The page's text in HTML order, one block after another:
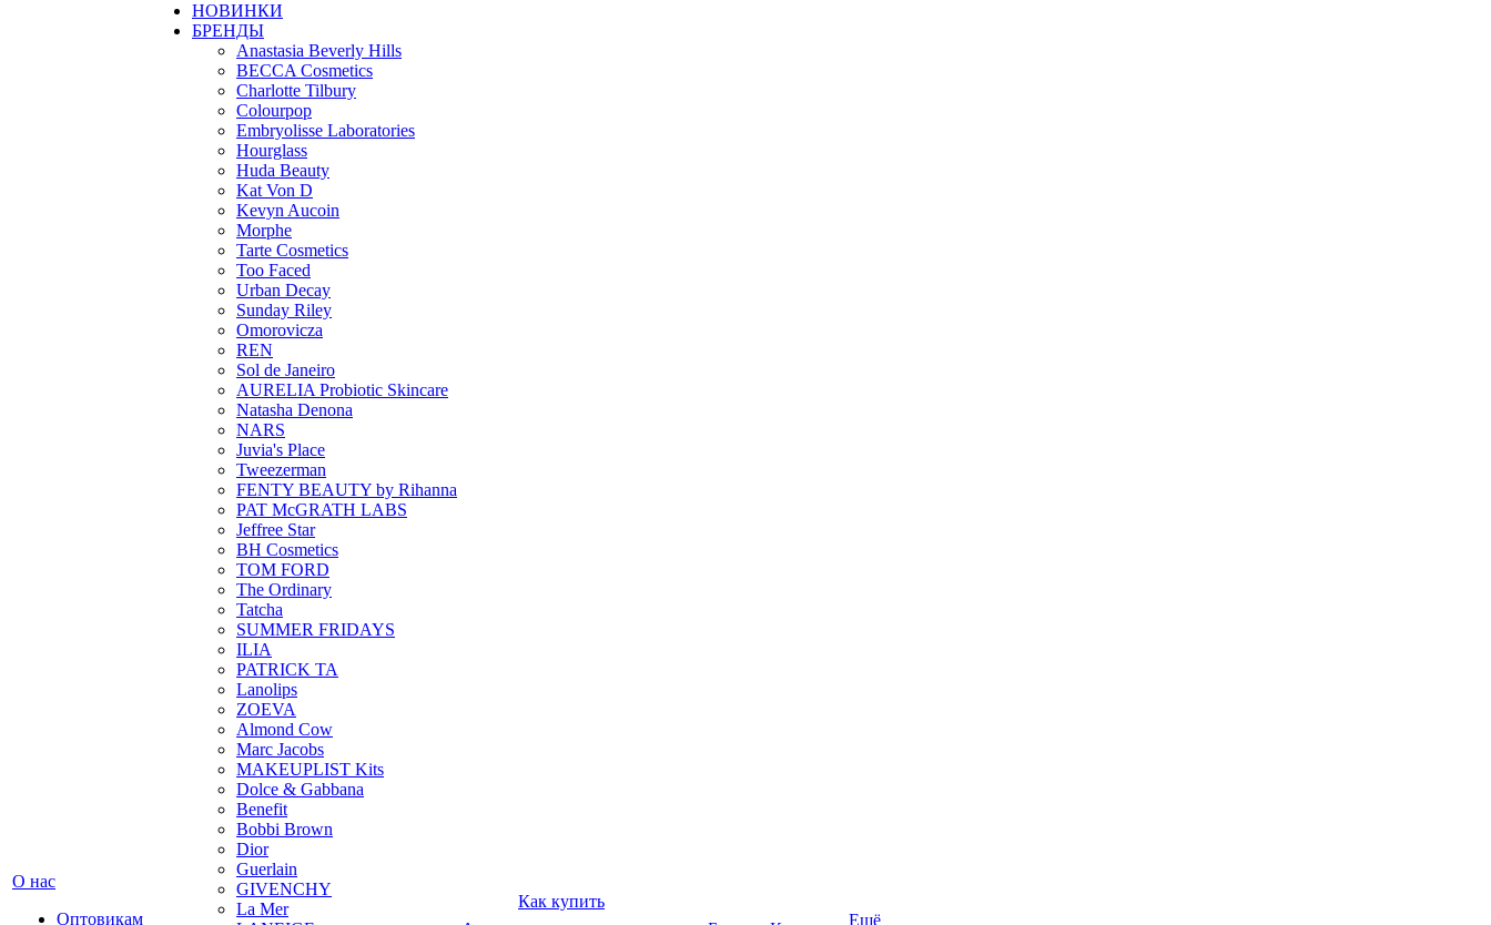
О нас
Оптовикам
НОВИНКИ
БРЕНДЫ
Anastasia Beverly Hills
BECCA Cosmetics
Charlotte Tilbury
Colourpop
Embryolisse Laboratories
Hourglass
Huda Beauty
Kat Von D
Kevyn Aucoin
Morphe
Tarte Cosmetics
Too Faced
Urban Decay
Sunday Riley
Omorovicza
REN
Sol de Janeiro
AURELIA Probiotic Skincare
Natasha Denona
NARS
Juvia's Place
Tweezerman
FENTY BEAUTY by Rihanna
PAT McGRATH LABS
Jeffree Star
BH Cosmetics
TOM FORD
The Ordinary
Tatcha
SUMMER FRIDAYS
ILIA
PATRICK TA
Lanolips
ZOEVA
Almond Cow
Marc Jacobs
MAKEUPLIST Kits
Dolce & Gabbana
Benefit
Bobbi Brown
Dior
Guerlain
GIVENCHY
La Mer
Как купить
Ещё